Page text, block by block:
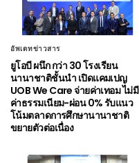
อัพเดทข่าวสาร
ยูโอบี ผนึก กว่า 30 โรงเรียน
นานาชาติชั้นนำ เปิดแคมเปญ
UOB We Care จ่ายค่าเทอม ไม่มี
ค่าธรรมเนียม-ผ่อน 0% รับแนว
โน้มตลาดการศึกษานานาชาติ
ขยายตัวต่อเนื่อง